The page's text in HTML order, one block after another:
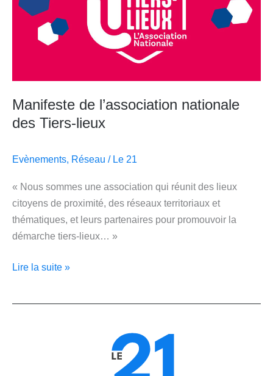
Manifeste de l’association nationale
des Tiers-lieux
Evènements, Réseau / Le 21
« Nous sommes une association qui réunit des lieux
citoyens de proximité, des réseaux territoriaux et
thématiques, et leurs partenaires pour promouvoir la
démarche tiers-lieux… »
des
Lire la suite »